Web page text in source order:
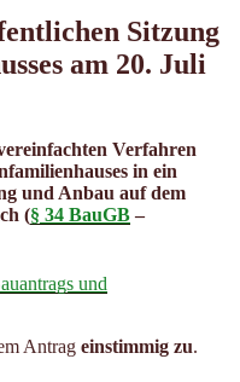
Sitzung
am 20. Juli
Verfahren
in ein
und Anbau auf dem
(§ 34 BauGB–
und
Antrag einstimmig zu.